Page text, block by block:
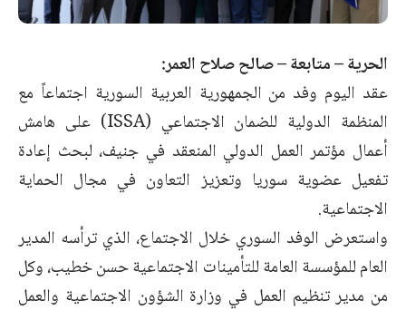
الحرية – متابعة – صالح صلاح العمر:
عقد اليوم وفد من الجمهورية العربية السورية اجتماعاً مع
المنظمة الدولية للضمان الاجتماعي (ISSA) على هامش
أعمال مؤتمر العمل الدولي المنعقد في جنيف، لبحث إعادة
تفعيل عضوية سوريا وتعزيز التعاون في مجال الحماية
الاجتماعية.
واستعرض الوفد السوري خلال الاجتماع، الذي ترأسه المدير
العام للمؤسسة العامة للتأمينات الاجتماعية حسن خطيب، وكل
من مدير تنظيم العمل في وزارة الشؤون الاجتماعية والعمل